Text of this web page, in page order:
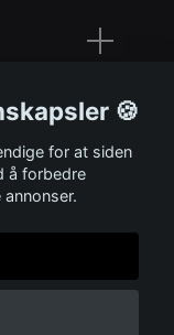
🍪
for at siden
å forbedre